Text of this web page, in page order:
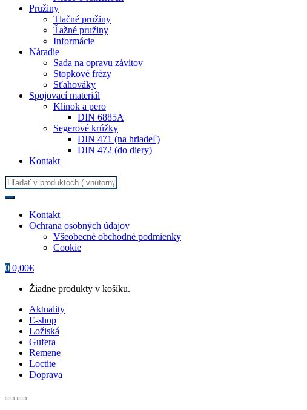
Pružiny
Tlačné pružiny
Ťažné pružiny
Informácie
Náradie
Sada na opravu závitov
Stopkové frézy
Sťahováky
Spojovací materiál
Klinok a pero
DIN 6885A
Segerové krúžky
DIN 471 (na hriadeľ)
DIN 472 (do diery)
Kontakt
Search
for:
Kontakt
Ochrana osobných údajov
Všeobecné obchodné podmienky
Cookie
0 0,00€
Žiadne produkty v košíku.
Aktuality
E-shop
Ložiská
Gufera
Remene
Loctite
Doprava